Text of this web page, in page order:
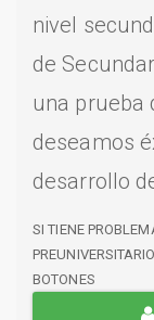
nivel
de
una prueba
deseamos
desarrollo
SI TIENE
BOTONES